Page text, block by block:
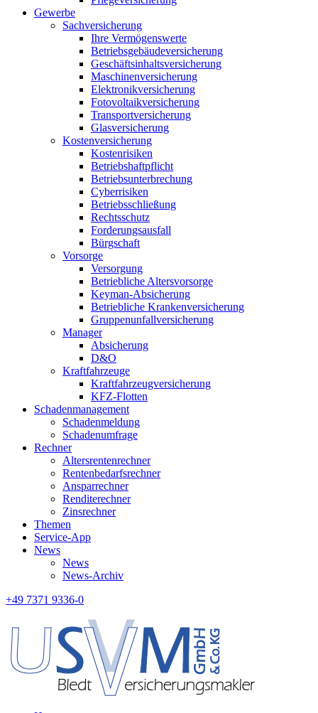
Gewerbe
Sachversicherung
Ihre Vermögenswerte
Betriebsgebäudeversicherung
Geschäftsinhaltsversicherung
Maschinenversicherung
Elektronikversicherung
Fotovoltaikversicherung
Transportversicherung
Glasversicherung
Kostenversicherung
Kostenrisiken
Betriebshaftpflicht
Betriebsunterbrechung
Cyberrisiken
Betriebsschließung
Rechtsschutz
Forderungsausfall
Bürgschaft
Vorsorge
Versorgung
Betriebliche Altersvorsorge
Keyman-Absicherung
Betriebliche Krankenversicherung
Gruppenunfallversicherung
Manager
Absicherung
D&O
Kraftfahrzeuge
Kraftfahrzeugversicherung
KFZ-Flotten
Schadenmanagement
Schadenmeldung
Schadenumfrage
Rechner
Altersrentenrechner
Rentenbedarfsrechner
Ansparrechner
Renditerechner
Zinsrechner
Themen
Service-App
News
News
News-Archiv
+49 7371 9336-0